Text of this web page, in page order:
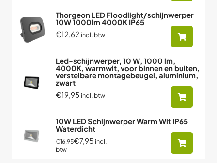
Thorgeon LED Floodlight/schijnwerper
10W 1000lm 4000K IP65
€12,62 incl. btw
Led-schijnwerper, 10 W, 1000 lm,
4000K, warmwit, voor binnen en buiten,
verstelbare montagebeugel, aluminium,
zwart
€19,95 incl. btw
10W LED Schijnwerper Warm Wit IP65
Waterdicht
€16,95€7,95 incl.
btw